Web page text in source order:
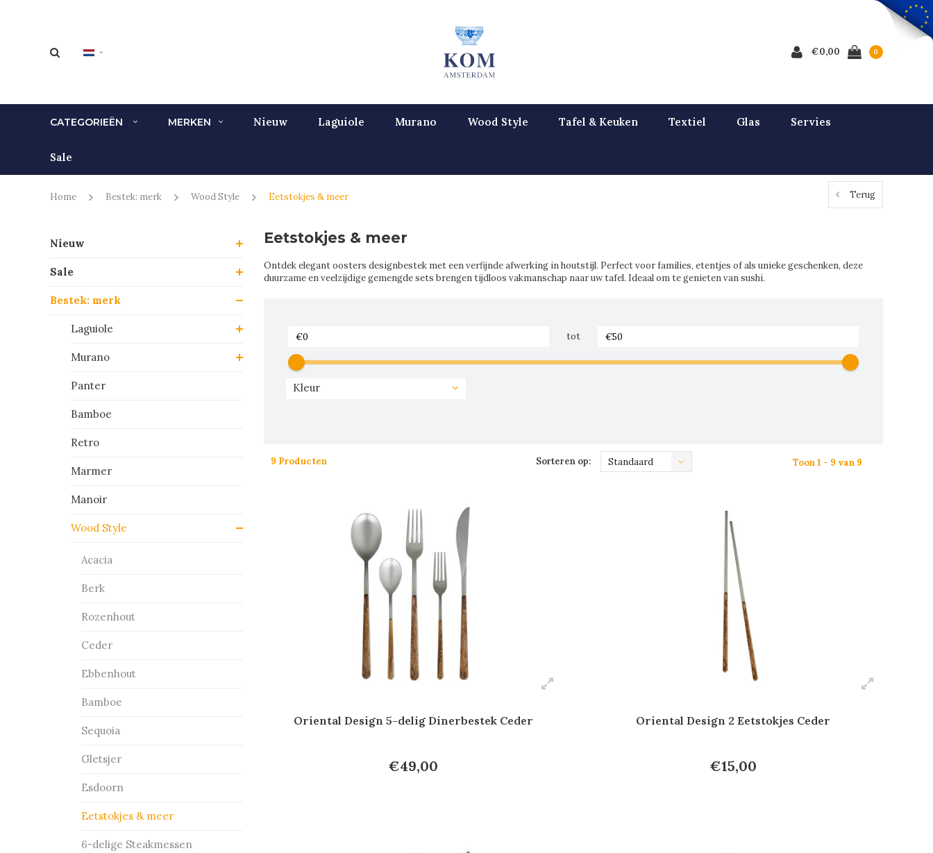
€0,00 0
CATEGORIEËN MERKEN Nieuw Laguiole Murano Wood Style Tafel & Keuken Textiel Glas Servies
Sale
Home Bestek: merk Wood Style Eetstokjes & meer Terug
Nieuw
Sale
Bestek: merk
Laguiole
Murano
Panter
Bamboe
Retro
Marmer
Manoir
Wood Style
Acacia
Berk
Rozenhout
Ceder
Ebbenhout
Bamboe
Sequoia
Gletsjer
Esdoorn
Eetstokjes & meer
6-delige Steakmessen
Eetstokjes & meer
Ontdek elegant oosters designbestek met een verfijnde afwerking in houtstijl. Perfect voor families, etentjes of als unieke geschenken, deze
duurzame en veelzijdige gemengde sets brengen tijdloos vakmanschap naar uw tafel. Ideaal om te genieten van sushi.
tot
Kleur
9 Producten Sorteren op: Standaard Toon 1 - 9 van 9
Oriental Design 5-delig Dinerbestek Ceder
€49,00
Oriental Design 2 Eetstokjes Ceder
€15,00